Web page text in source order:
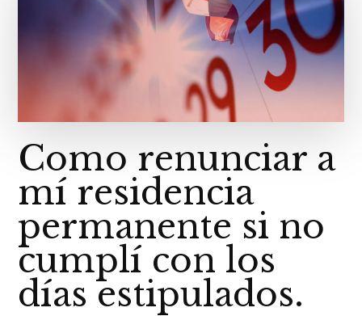
Como renunciar a
mí residencia
permanente si no
cumplí con los
días estipulados.